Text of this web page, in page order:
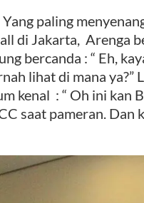
paling
di Jakarta, Arenga
bercanda : “ Eh,
lihat di mana ya?”
kenal : “ Oh ini kan
saat pameran.